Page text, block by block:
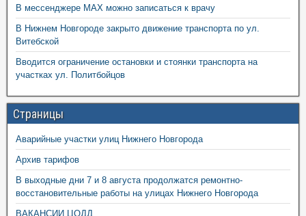
В мессенджере MAX можно записаться к врачу
В Нижнем Новгороде закрыто движение транспорта по ул.
Витебской
Вводится ограничение остановки и стоянки транспорта на
участках ул. Политбойцов
Страницы
Аварийные участки улиц Нижнего Новгорода
Архив тарифов
В выходные дни 7 и 8 августа продолжатся ремонтно-
восстановительные работы на улицах Нижнего Новгорода
ВАКАНСИИ ЦОДД